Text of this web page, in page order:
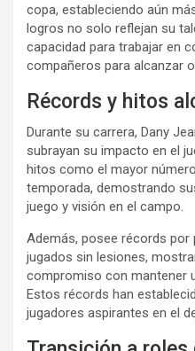
copa, estableciendo aún
logros no solo reflejan su
capacidad para trabajar en
compañeros para alcanzar
Récords y hitos
Durante su carrera, Dany
subrayan su impacto en el
hitos como el mayor
temporada, demostrando
juego y visión en el campo.
Además, posee récords
jugados sin lesiones,
compromiso con mantener
Estos récords han
jugadores aspirantes en el